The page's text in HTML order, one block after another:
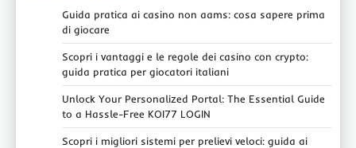
Guida pratica ai casino non aams: cosa sapere prima
di giocare
Scopri i vantaggi e le regole dei casino con crypto:
guida pratica per giocatori italiani
Unlock Your Personalized Portal: The Essential Guide
to a Hassle-Free KOI77 LOGIN
Scopri i migliori sistemi per prelievi veloci: guida ai